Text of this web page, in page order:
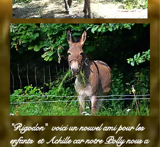
"Rigodon" voici un nouvel ami pour les
enfants et Achille car notre Polly nous a